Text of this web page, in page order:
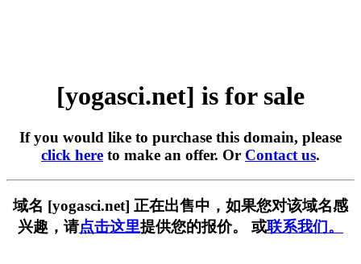
[yogasci.net] is for sale
If you would like to purchase this domain, please
click here to make an offer. Or Contact us.
域名 [yogasci.net] 正在出售中，如果您对该域名感
兴趣，请点击这里提供您的报价。 或联系我们。